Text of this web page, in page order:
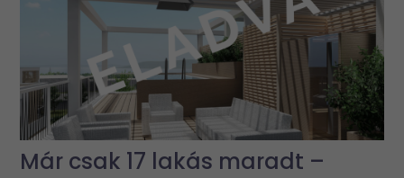
Már csak 17 lakás maradt –